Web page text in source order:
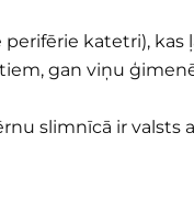
katetri),
gan viņu
slimnīcā ir valsts